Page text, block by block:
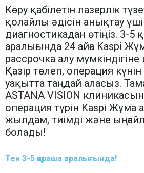
Көру қабілетін лазерлік
қолайлы әдісін анықтау
диагностикадан өтіңіз. 3-5
аралығында 24 айға Kaspi
рассрочка алу
Қазір төлеп, операция
уақытта таңдай аласыз.
ASTANA VISION
операция түрін Kaspi Жұма
жылдам, тиімді және
болады!
Тек 3-5 қараша аралығында!